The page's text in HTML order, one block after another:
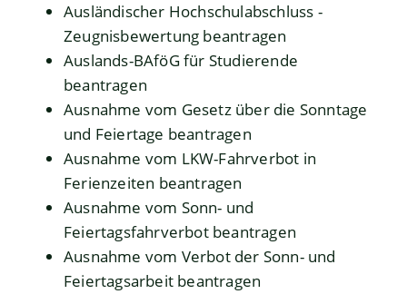
Ausländischer Hochschulabschluss -
Zeugnisbewertung beantragen
Auslands-BAföG für Studierende
beantragen
Ausnahme vom Gesetz über die Sonntage
und Feiertage beantragen
Ausnahme vom LKW-Fahrverbot in
Ferienzeiten beantragen
Ausnahme vom Sonn- und
Feiertagsfahrverbot beantragen
Ausnahme vom Verbot der Sonn- und
Feiertagsarbeit beantragen